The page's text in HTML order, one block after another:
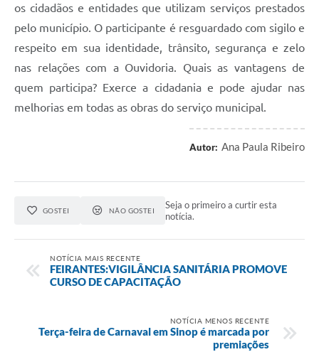
os cidadãos e entidades que utilizam serviços prestados
pelo município. O participante é resguardado com sigilo e
respeito em sua identidade, trânsito, segurança e zelo
nas relações com a Ouvidoria. Quais as vantagens de
quem participa? Exerce a cidadania e pode ajudar nas
melhorias em todas as obras do serviço municipal.
Autor: Ana Paula Ribeiro
GOSTEI NÃO GOSTEI
Seja o primeiro a curtir esta
notícia.
NOTÍCIA MAIS RECENTE
FEIRANTES:VIGILÂNCIA SANITÁRIA PROMOVE
CURSO DE CAPACITAÇÃO
NOTÍCIA MENOS RECENTE
Terça-feira de Carnaval em Sinop é marcada por
premiações